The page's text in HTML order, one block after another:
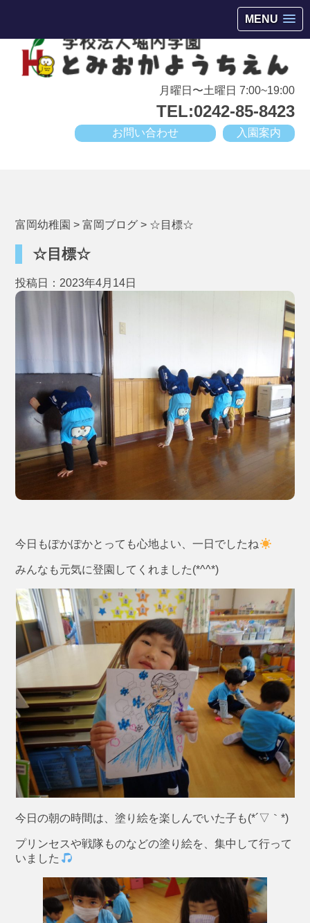
MENU
月曜日〜土曜日 7:00~19:00
TEL:0242-85-8423
入園案内
お問い合わせ
富岡幼稚園 >富岡ブログ > ☆目標☆
☆目標☆
投稿日：2023年4月14日
今日もぽかぽかとっても心地よい、一日でしたね
みんなも元気に登園してくれました(*^^*)
今日の朝の時間は、塗り絵を楽しんでいた子も(*´▽｀*)
プリンセスや戦隊ものなどの塗り絵を、集中して行って
いました